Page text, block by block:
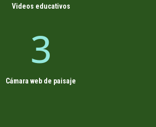
Videos educativos
3
Cámara web de paisaje